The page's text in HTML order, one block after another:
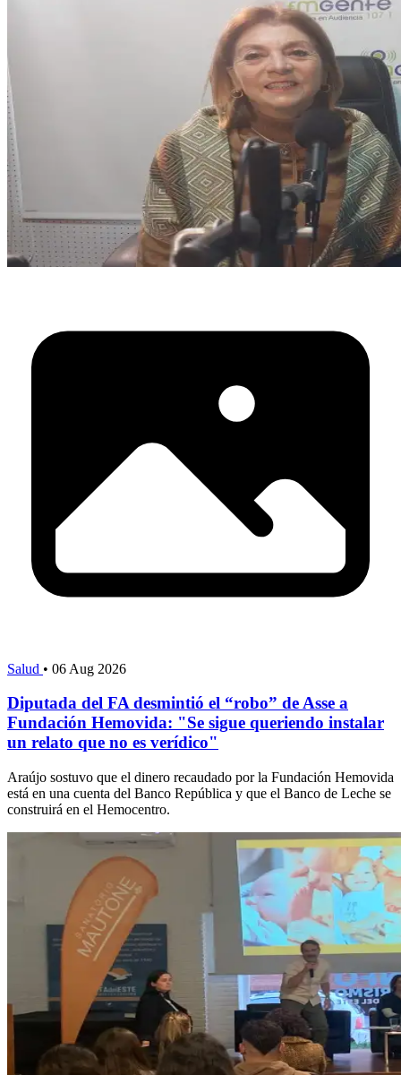
Salud • 06 Aug 2026
Diputada del FA desmintió el “robo” de Asse a
Fundación Hemovida: "Se sigue queriendo instalar
un relato que no es verídico"
Araújo sostuvo que el dinero recaudado por la Fundación Hemovida
está en una cuenta del Banco República y que el Banco de Leche se
construirá en el Hemocentro.